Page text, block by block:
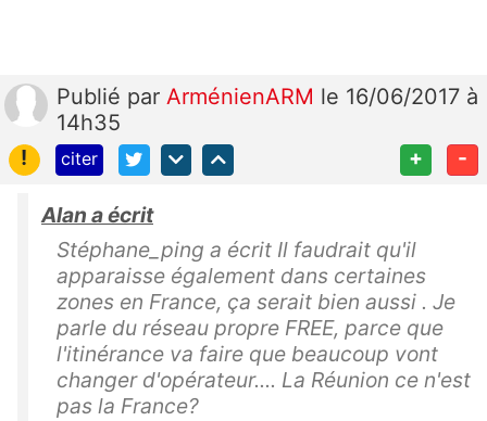
Publié par ArménienARM le 16/06/2017 à
14h35
!
citer + -
Alan a écrit
Stéphane_ping a écrit Il faudrait qu'il
apparaisse également dans certaines
zones en France, ça serait bien aussi . Je
parle du réseau propre FREE, parce que
l'itinérance va faire que beaucoup vont
changer d'opérateur.... La Réunion ce n'est
pas la France?